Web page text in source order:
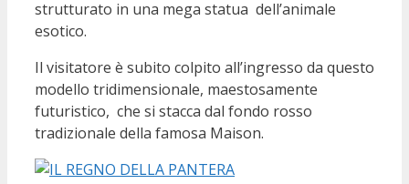
strutturato in una mega statua dell’animale
esotico.
Il visitatore è subito colpito all’ingresso da questo
modello tridimensionale, maestosamente
futuristico, che si stacca dal fondo rosso
tradizionale della famosa Maison.